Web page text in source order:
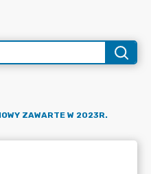
ZAWARTE W 2023R.